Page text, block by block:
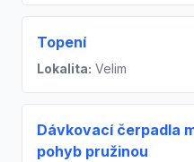
Topení
Lokalita: Velim
Dávkovací čerpadla
pohyb pružinou